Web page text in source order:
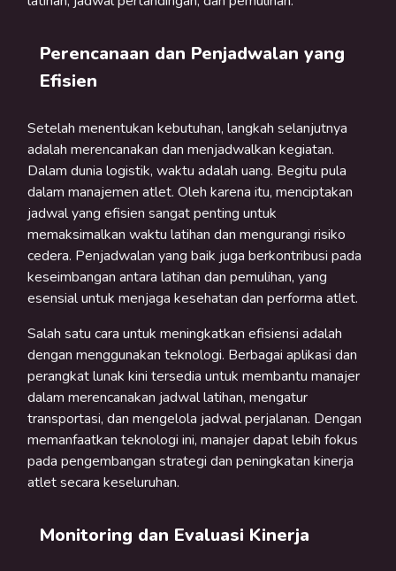
Perencanaan dan Penjadwalan yang
Efisien
Setelah menentukan kebutuhan, langkah selanjutnya
adalah merencanakan dan menjadwalkan kegiatan.
Dalam dunia logistik, waktu adalah uang. Begitu pula
dalam manajemen atlet. Oleh karena itu, menciptakan
jadwal yang efisien sangat penting untuk
memaksimalkan waktu latihan dan mengurangi risiko
cedera. Penjadwalan yang baik juga berkontribusi pada
keseimbangan antara latihan dan pemulihan, yang
esensial untuk menjaga kesehatan dan performa atlet.
Salah satu cara untuk meningkatkan efisiensi adalah
dengan menggunakan teknologi. Berbagai aplikasi dan
perangkat lunak kini tersedia untuk membantu manajer
dalam merencanakan jadwal latihan, mengatur
transportasi, dan mengelola jadwal perjalanan. Dengan
memanfaatkan teknologi ini, manajer dapat lebih fokus
pada pengembangan strategi dan peningkatan kinerja
atlet secara keseluruhan.
Monitoring dan Evaluasi Kinerja